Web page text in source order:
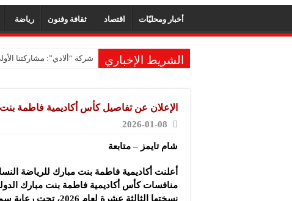
أخبار ومحليّات اقتصاد ثقافة وفنون رياضة
الشريط الإخباري شركة “ألادي”: مشاركتنا
الإعلان عن تفاصيل كأس أكاديمية فاطمة بنت
2026-01-08
شام تايمز – متابعة
أعلنت أكاديمية فاطمة بنت مبارك للرياضة
منافسات كأس أكاديمية فاطمة بنت مبارك
نسختها الثالثة عشرة لعام